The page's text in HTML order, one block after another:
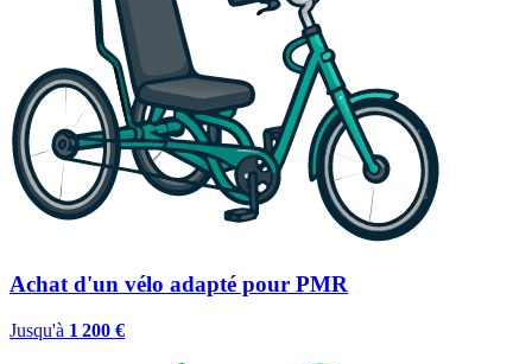
Achat d'un vélo adapté pour PMR
Jusqu'à 1 200 €